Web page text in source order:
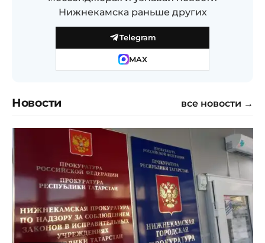
Нижнекамска раньше других
Telegram
MAX
Новости все новости →